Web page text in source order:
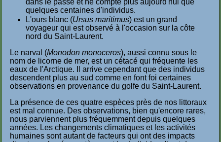
quelques centaines d'individus.
L'ours blanc (Ursus maritimus) est un grand
voyageur qui est observé à l'occasion sur la côte
nord du Saint-Laurent.
Le narval (Monodon monoceros), aussi connu sous le
nom de licorne de mer, est un cétacé qui fréquente les
eaux de l'Arctique. Il arrive cependant que des individus
descendent plus au sud comme en font foi certaines
observations en provenance du golfe du Saint-Laurent.
La présence de ces quatre espèces près de nos littoraux
est mal connue. Des observations, bien qu'encore rares,
nous parviennent plus fréquemment depuis quelques
années. Les changements climatiques et les activités
humaines sont autant de facteurs qui ont des impacts